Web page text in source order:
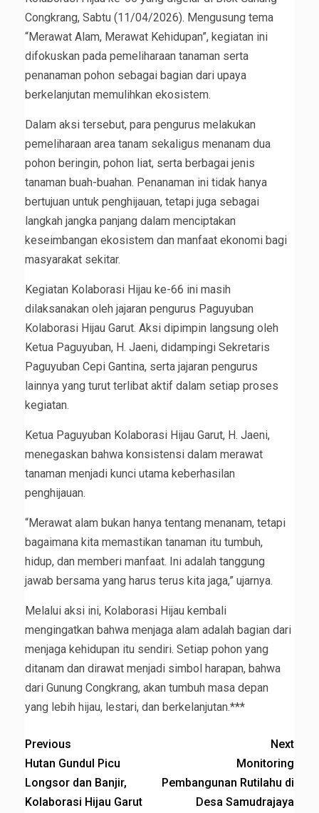
Congkrang, Sabtu (11/04/2026). Mengusung tema
“Merawat Alam, Merawat Kehidupan”, kegiatan ini
difokuskan pada pemeliharaan tanaman serta
penanaman pohon sebagai bagian dari upaya
berkelanjutan memulihkan ekosistem.
Dalam aksi tersebut, para pengurus melakukan
pemeliharaan area tanam sekaligus menanam dua
pohon beringin, pohon liat, serta berbagai jenis
tanaman buah-buahan. Penanaman ini tidak hanya
bertujuan untuk penghijauan, tetapi juga sebagai
langkah jangka panjang dalam menciptakan
keseimbangan ekosistem dan manfaat ekonomi bagi
masyarakat sekitar.
Kegiatan Kolaborasi Hijau ke-66 ini masih
dilaksanakan oleh jajaran pengurus Paguyuban
Kolaborasi Hijau Garut. Aksi dipimpin langsung oleh
Ketua Paguyuban, H. Jaeni, didampingi Sekretaris
Paguyuban Cepi Gantina, serta jajaran pengurus
lainnya yang turut terlibat aktif dalam setiap proses
kegiatan.
Ketua Paguyuban Kolaborasi Hijau Garut, H. Jaeni,
menegaskan bahwa konsistensi dalam merawat
tanaman menjadi kunci utama keberhasilan
penghijauan.
“Merawat alam bukan hanya tentang menanam, tetapi
bagaimana kita memastikan tanaman itu tumbuh,
hidup, dan memberi manfaat. Ini adalah tanggung
jawab bersama yang harus terus kita jaga,” ujarnya.
Melalui aksi ini, Kolaborasi Hijau kembali
mengingatkan bahwa menjaga alam adalah bagian dari
menjaga kehidupan itu sendiri. Setiap pohon yang
ditanam dan dirawat menjadi simbol harapan, bahwa
dari Gunung Congkrang, akan tumbuh masa depan
yang lebih hijau, lestari, dan berkelanjutan.***
Previous
Hutan Gundul Picu
Longsor dan Banjir,
Kolaborasi Hijau Garut
Next
Monitoring
Pembangunan Rutilahu di
Desa Samudrajaya